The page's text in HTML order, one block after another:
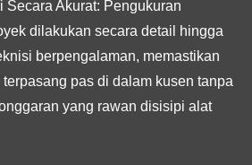
Secara Akurat: Pengukuran
dilakukan secara detail hingga
berpengalaman, memastikan
pas di dalam kusen tanpa
yang rawan disisipi alat